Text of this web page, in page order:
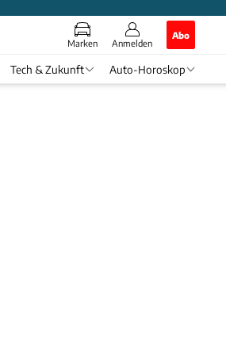
Marken Anmelden
Abo
Tech & Zukunft Auto-Horoskop